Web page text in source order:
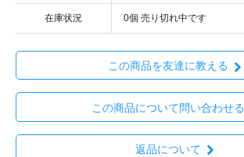
在庫状況 0個 売り切れ中です
この商品を友達に教える
この商品について問い合わせる
返品について